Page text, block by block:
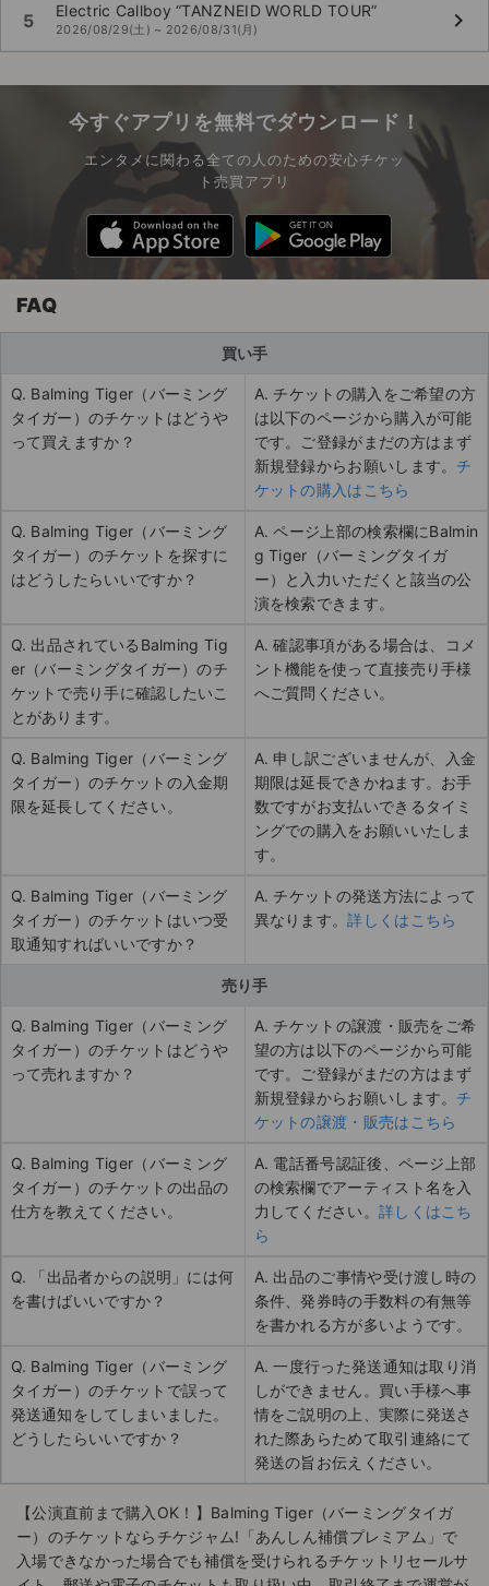
5 Electric Callboy “TANZNEID WORLD TOUR”
2026/08/29(土) ~ 2026/08/31(月) keyboard_arrow_right
今すぐアプリを無料でダウンロード！
エンタメに関わる全ての人のための安心チケッ
ト売買アプリ
FAQ
買い手
Q. Balming Tiger（バーミング
タイガー）のチケットはどうや
って買えますか？
A. チケットの購入をご希望の方
は以下のページから購入が可能
です。ご登録がまだの方はまず
新規登録からお願いします。 チ
ケットの購入はこちら
Q. Balming Tiger（バーミング
タイガー）のチケットを探すに
はどうしたらいいですか？
A. ページ上部の検索欄にBalmin
g Tiger（バーミングタイガ
ー）と入力いただくと該当の公
演を検索できます。
Q. 出品されているBalming Tig
er（バーミングタイガー）のチ
ケットで売り手に確認したいこ
とがあります。
A. 確認事項がある場合は、コメ
ント機能を使って直接売り手様
へご質問ください。
Q. Balming Tiger（バーミング
タイガー）のチケットの入金期
限を延長してください。
A. 申し訳ございませんが、入金
期限は延長できかねます。お手
数ですがお支払いできるタイミ
ングでの購入をお願いいたしま
す。
Q. Balming Tiger（バーミング
タイガー）のチケットはいつ受
取通知すればいいですか？
A. チケットの発送方法によって
異なります。詳しくはこちら
売り手
Q. Balming Tiger（バーミング
タイガー）のチケットはどうや
って売れますか？
A. チケットの譲渡・販売をご希
望の方は以下のページから可能
です。ご登録がまだの方はまず
新規登録からお願いします。 チ
ケットの譲渡・販売はこちら
Q. Balming Tiger（バーミング
タイガー）のチケットの出品の
仕方を教えてください。
A. 電話番号認証後、ページ上部
の検索欄でアーティスト名を入
力してください。 詳しくはこち
ら
Q. 「出品者からの説明」には何
を書けばいいですか？
A. 出品のご事情や受け渡し時の
条件、発券時の手数料の有無等
を書かれる方が多いようです。
Q. Balming Tiger（バーミング
タイガー）のチケットで誤って
発送通知をしてしまいました。
どうしたらいいですか？
A. 一度行った発送通知は取り消
しができません。買い手様へ事
情をご説明の上、実際に発送さ
れた際あらためて取引連絡にて
発送の旨お伝えください。
【公演直前まで購入OK！】Balming Tiger（バーミングタイガ
ー）のチケットならチケジャム!「あんしん補償プレミアム」で
入場できなかった場合でも補償を受けられるチケットリセールサ